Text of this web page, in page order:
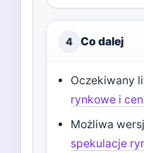
4 Co dalej
Oczekiwany
rynkowe i
Możliwa
spekulacje